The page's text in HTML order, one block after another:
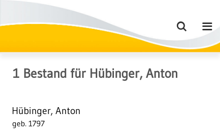
1 Bestand für Hübinger, Anton
Hübinger, Anton
geb. 1797